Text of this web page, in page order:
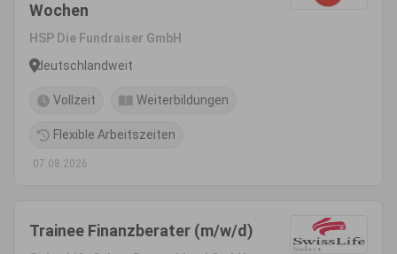
Wochen
HSP Die Fundraiser GmbH
deutschlandweit
Vollzeit Weiterbildungen
Flexible Arbeitszeiten
07.08.2026
Trainee Finanzberater (m/w/d)